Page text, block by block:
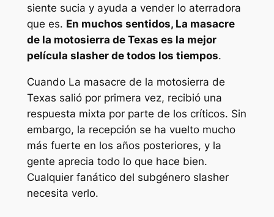
siente sucia y ayuda a vender lo aterradora
que es. En muchos sentidos, La masacre
de la motosierra de Texas es la mejor
película slasher de todos los tiempos.
Cuando La masacre de la motosierra de
Texas salió por primera vez, recibió una
respuesta mixta por parte de los críticos. Sin
embargo, la recepción se ha vuelto mucho
más fuerte en los años posteriores, y la
gente aprecia todo lo que hace bien.
Cualquier fanático del subgénero slasher
necesita verlo.